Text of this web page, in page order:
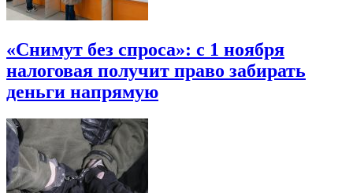
«Снимут без спроса»: с 1 ноября
налоговая получит право забирать
деньги напрямую